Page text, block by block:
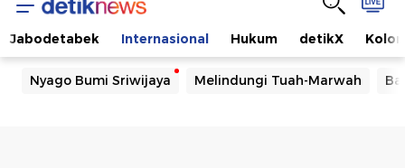
Jabodetabek Internasional Hukum detikX
Nyago Bumi Sriwijaya Melindungi Tuah-Marwah